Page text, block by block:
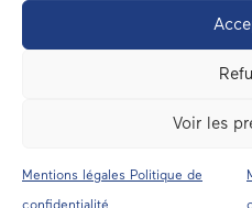
Voir les
Mentions légales Politique de
confidentialité
Dans
En
A